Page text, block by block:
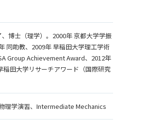
博士（理学）。2000年 京都大学学振
同助教、2009年 早稲田大学理工学術
Group Achievement Award、2012年
田大学リサーチアワード（国際研究
理学演習、Intermediate Mechanics